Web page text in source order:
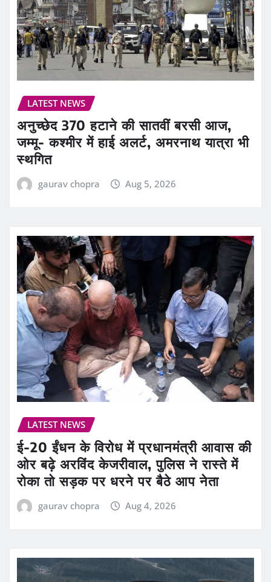
LATEST NEWS
अनुच्छेद 370 हटाने की सातवीं बरसी आज,
जम्मू- कश्मीर में हाई अलर्ट, अमरनाथ यात्रा भी
स्थगित
gaurav chopra Aug 5, 2026
LATEST NEWS
ई-20 ईंधन के विरोध में प्रधानमंत्री आवास की
ओर बढ़े अरविंद केजरीवाल, पुलिस ने रास्ते में
रोका तो सड़क पर धरने पर बैठे आप नेता
gaurav chopra Aug 4, 2026